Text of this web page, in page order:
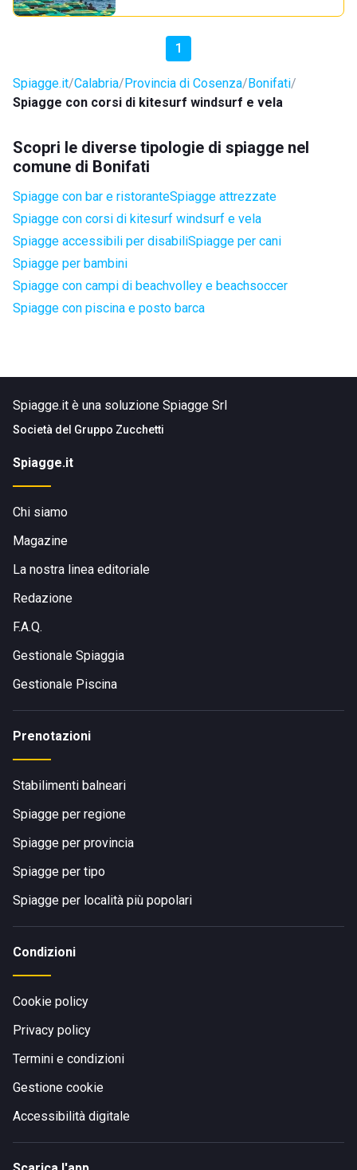
1
Spiagge.it Calabria Provincia di Cosenza Bonifati
Spiagge con corsi di kitesurf windsurf e vela
Scopri le diverse tipologie di spiagge nel
comune di Bonifati
Spiagge con bar e ristoranteSpiagge attrezzate
Spiagge con corsi di kitesurf windsurf e vela
Spiagge accessibili per disabiliSpiagge per cani
Spiagge per bambini
Spiagge con campi di beachvolley e beachsoccer
Spiagge con piscina e posto barca
Spiagge.it è una soluzione Spiagge Srl
Società del Gruppo Zucchetti
Spiagge.it
Chi siamo
Magazine
La nostra linea editoriale
Redazione
F.A.Q.
Gestionale Spiaggia
Gestionale Piscina
Prenotazioni
Stabilimenti balneari
Spiagge per regione
Spiagge per provincia
Spiagge per tipo
Spiagge per località più popolari
Condizioni
Cookie policy
Privacy policy
Termini e condizioni
Gestione cookie
Accessibilità digitale